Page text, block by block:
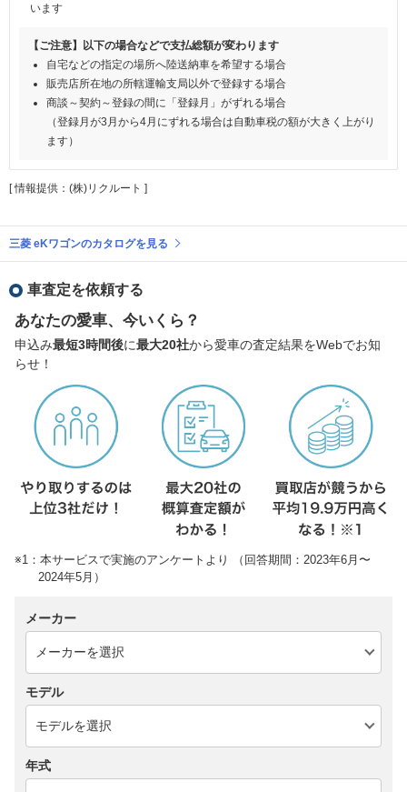
います
【ご注意】以下の場合などで支払総額が変わります
自宅などの指定の場所へ陸送納車を希望する場合
販売店所在地の所轄運輸支局以外で登録する場合
商談～契約～登録の間に「登録月」がずれる場合
（登録月が3月から4月にずれる場合は自動車税の額が大きく上がり
ます）
[ 情報提供：(株)リクルート ]
三菱 eKワゴンのカタログを見る
車査定を依頼する
あなたの愛車、今いくら？
申込み最短3時間後に最大20社から愛車の査定結果をWebでお知
らせ！
※1：本サービスで実施のアンケートより （回答期間：2023年6月〜
2024年5月）
メーカー
モデル
年式